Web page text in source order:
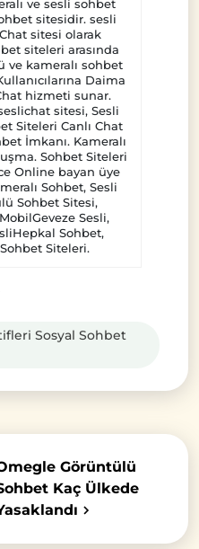
ve sesli sohbet
sitesidir. sesli
sitesi olarak
siteleri arasında
kameralı sohbet
Daima
hizmeti sunar.
sitesi, Sesli
Siteleri Canlı Chat
İmkanı. Kameralı
Sohbet Siteleri
Online bayan üye
Sohbet, Sesli
Sohbet Sitesi,
Sesli,
Sohbet,
Siteleri.
Sosyal Sohbet
Görüntülü
Kaç Ülkede